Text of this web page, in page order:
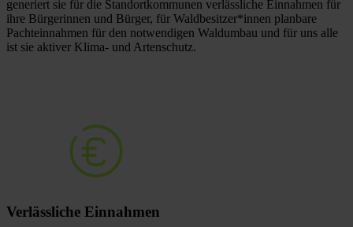
generiert sie für die Standortkommunen verlässliche Einnahmen für
ihre Bürgerinnen und Bürger, für Waldbesitzer*innen planbare
Pachteinnahmen für den notwendigen Waldumbau und für uns alle
ist sie aktiver Klima- und Artenschutz.
Verlässliche Einnahmen